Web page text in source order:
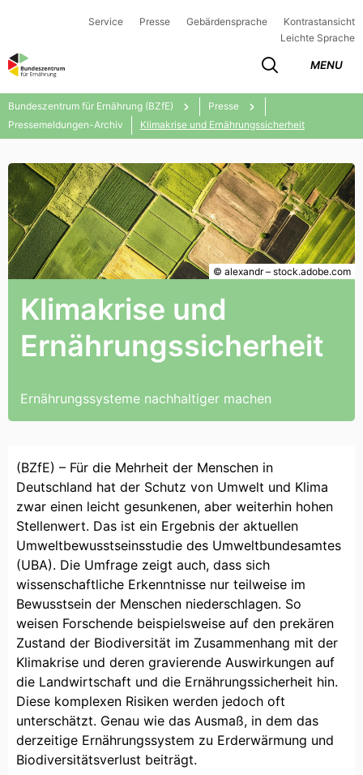
Service Presse Gebärdensprache
Kontrastansicht
Leichte Sprache
MENU
Bundeszentrum für Ernährung (BZfE)
Presse
Pressemeldungen-Archiv
Klimakrise und Ernährungssicherheit
Klimakrise und
Ernährungssicherheit
Ernährungssysteme nachhaltiger machen
© alexandr – stock.adobe.com
(BZfE) – Für die Mehrheit der Menschen in
Deutschland hat der Schutz von Umwelt und Klima
zwar einen leicht gesunkenen, aber weiterhin hohen
Stellenwert. Das ist ein Ergebnis der aktuellen
Umweltbewusstseinsstudie des Umweltbundesamtes
(UBA). Die Umfrage zeigt auch, dass sich
wissenschaftliche Erkenntnisse nur teilweise im
Bewusstsein der Menschen niederschlagen. So
weisen Forschende beispielsweise auf den prekären
Zustand der ⁠Biodiversität im Zusammenhang mit der
Klimakrise und deren gravierende Auswirkungen auf
die Landwirtschaft und die Ernährungssicherheit hin.
Diese komplexen Risiken werden jedoch oft
unterschätzt. Genau wie das Ausmaß, in dem das
derzeitige Ernährungssystem zu Erderwärmung und
Biodiversitätsverlust beiträgt.